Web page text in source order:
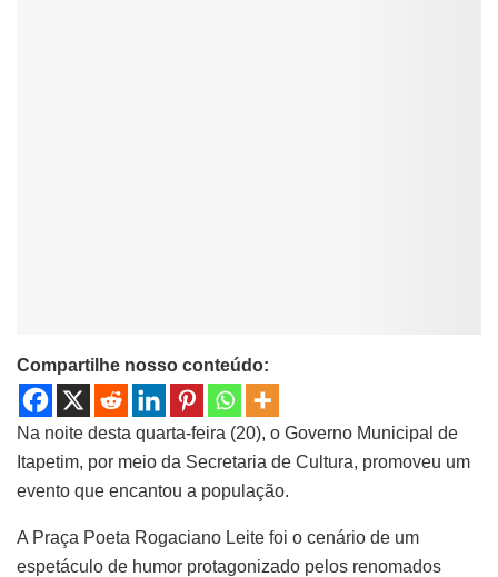
Compartilhe nosso conteúdo:
Na noite desta quarta-feira (20), o Governo Municipal de
Itapetim, por meio da Secretaria de Cultura, promoveu um
evento que encantou a população.
A Praça Poeta Rogaciano Leite foi o cenário de um
espetáculo de humor protagonizado pelos renomados